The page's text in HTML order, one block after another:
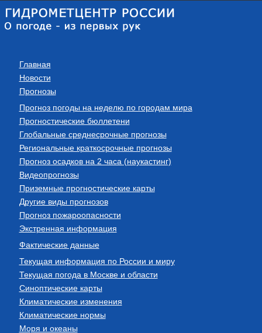
Главная
Новости
Прогнозы
Прогноз погоды на неделю по городам мира
Прогностические бюллетени
Глобальные среднесрочные прогнозы
Региональные краткосрочные прогнозы
Прогноз осадков на 2 часа (наукастинг)
Видеопрогнозы
Приземные прогностические карты
Другие виды прогнозов
Прогноз пожароопасности
Экстренная информация
Фактические данные
Текущая информация по России и миру
Текущая погода в Москве и области
Синоптические карты
Климатические изменения
Климатические нормы
Моря и океаны